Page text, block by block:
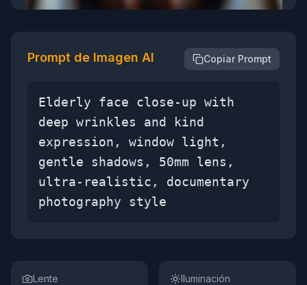
Prompt de Imagen AI Copiar Prompt
Elderly face close-up with
deep wrinkles and kind
expression, window light,
gentle shadows, 50mm lens,
ultra-realistic, documentary
photography style
Lente Iluminación